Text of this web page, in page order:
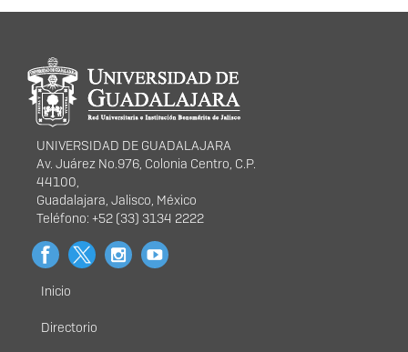
Información del
portal
UNIVERSIDAD DE GUADALAJARA
Av. Juárez No.976, Colonia Centro, C.P.
44100,
Guadalajara, Jalisco, México
Teléfono: +52 (33) 3134 2222
Menú
principal
Inicio
Directorio